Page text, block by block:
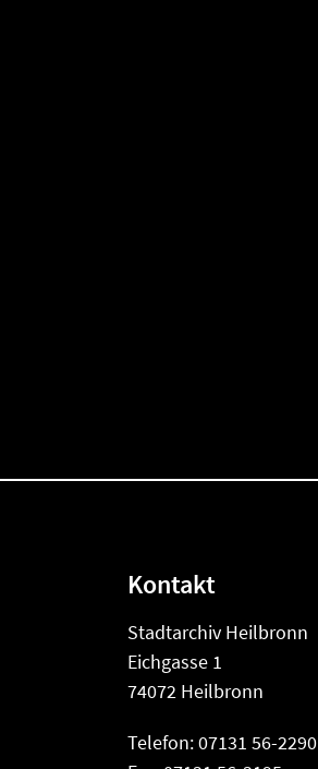
Kontakt
Stadtarchiv Heilbronn
Eichgasse 1
74072 Heilbronn
Telefon: 07131 56-2290